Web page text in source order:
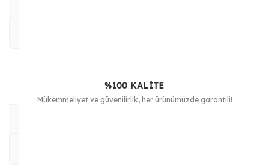
%100 KALİTE
Mükemmeliyet ve güvenilirlik, her ürünümüzde garantili!